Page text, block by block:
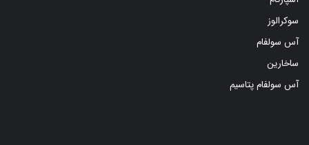
سوکرالوز
آس سولفام
ساخارین
آس سولفام پتاسیم